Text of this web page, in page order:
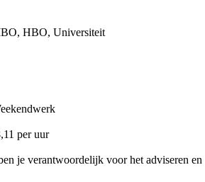
HBO, Universiteit
per uur
je verantwoordelijk voor het adviseren